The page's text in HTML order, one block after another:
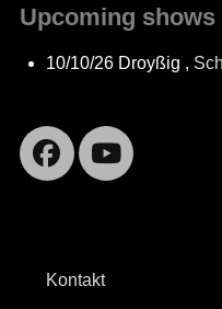
Upcoming shows
10/10/26 Droyßig ,
Facebook
Kontakt